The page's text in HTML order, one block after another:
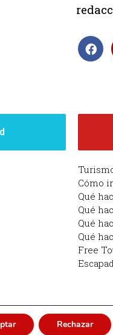
Cómo
Qué
Qué
Qué
Qué
Free
Rechazar